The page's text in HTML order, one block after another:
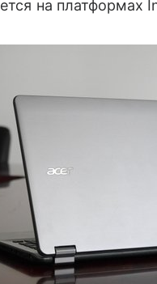
на платформах